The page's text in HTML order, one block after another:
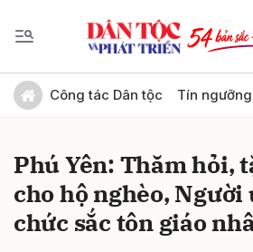
Công tác Dân tộc Tín
Phú Yên: Thăm hỏi,
cho hộ nghèo, Người
chức sắc tôn giáo
Gửi bình luận